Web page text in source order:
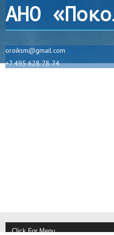
АНО
oroiksm@gmail.com
+7 495 628 78 74